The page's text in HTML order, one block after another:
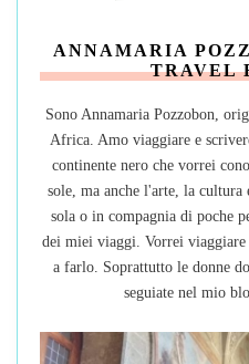
ANNAMARIA
TRAVEL
Sono Annamaria Pozzobon,
Africa. Amo viaggiare e
continente nero che vorrei
sole, ma anche l'arte, la
sola o in compagnia di poche
dei miei viaggi. Vorrei
a farlo. Soprattutto le donne
seguiate nel mio